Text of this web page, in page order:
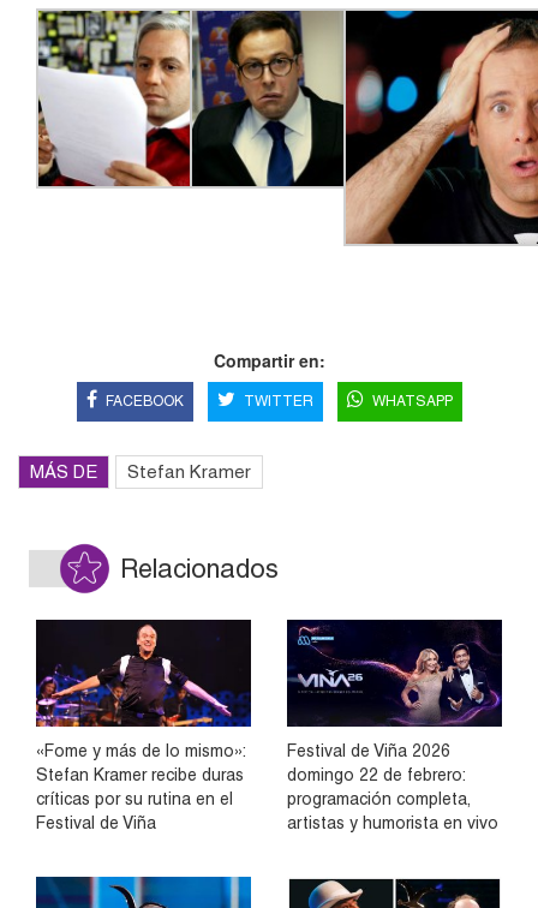
Compartir en:
FACEBOOK TWITTER WHATSAPP
MÁS DE Stefan Kramer
Relacionados
«Fome y más de lo mismo»:
Stefan Kramer recibe duras
críticas por su rutina en el
Festival de Viña
Festival de Viña 2026
domingo 22 de febrero:
programación completa,
artistas y humorista en vivo